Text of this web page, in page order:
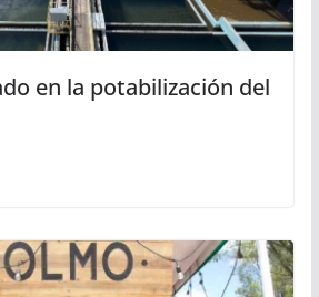
en la potabilización del